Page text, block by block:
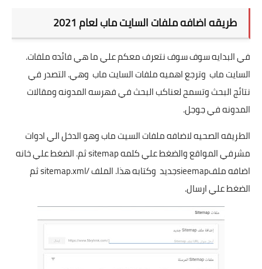
طريقه اضافه ملفات السايت ماب لعام 2021
في البدايه سوف سوف نتعرف معكم علي ما هي فائده ملفات.
السايت ماب وترجع اهميه ملفات السايت ماب وهي. التصدر في
نتائج البحث وتسمح لعناكب البحث في فهرسه المدونه ومقالات
المدونه في جوجل.
الطريقه الصحيه لاضافه ملفات السيت ماب وهو الدخل الي ادوات
مشرفي المواقع والضغط علي كلمه sitemap ثم. الضغط علي خانه
اضافه ملفsieemapجديد وكتابه هذا. الملف /sitemap.xml ثم
الضغط علي ارسال.